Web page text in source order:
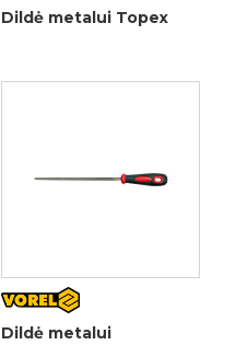
Dildė metalui Topex
Dildė metalui